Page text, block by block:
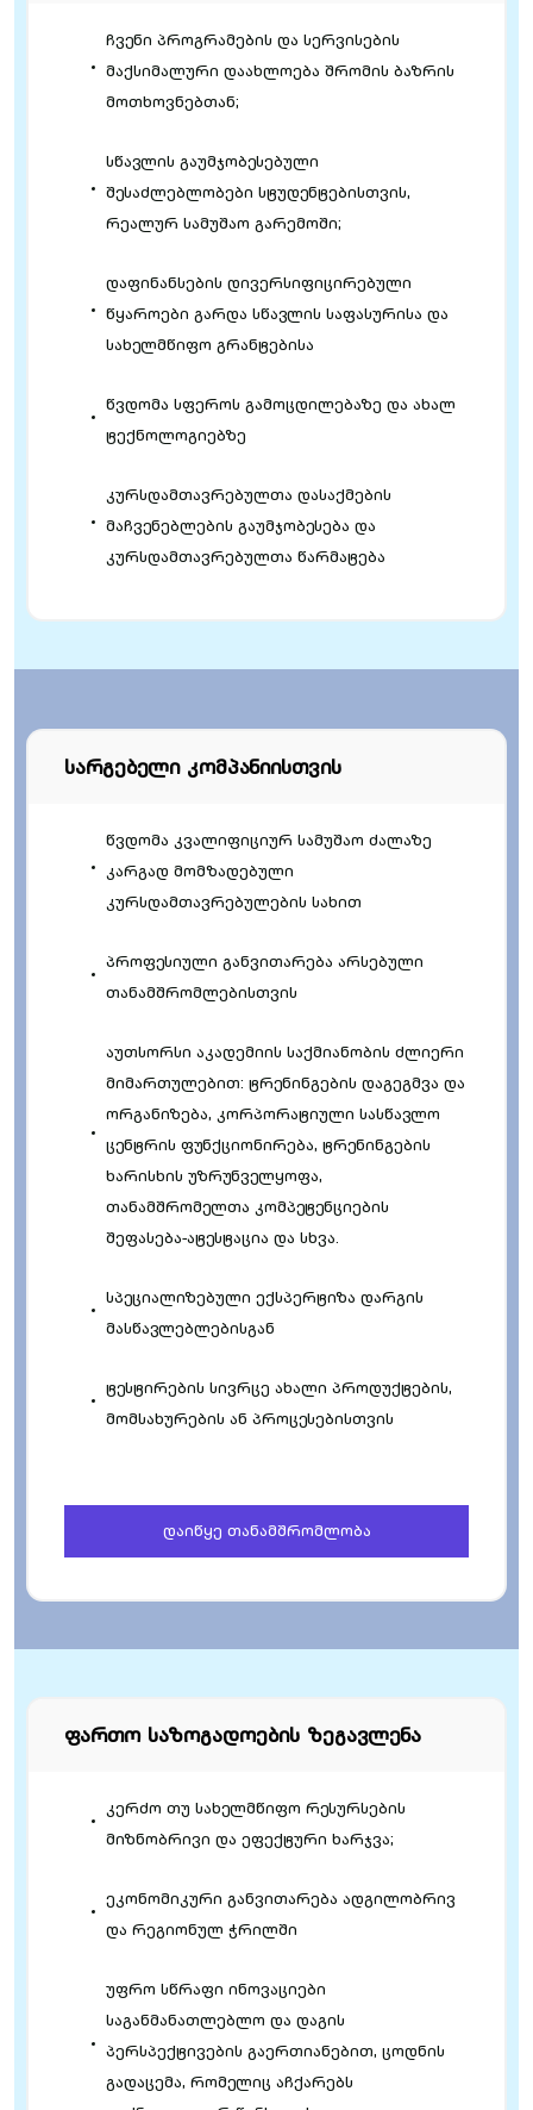
ჩვენი პროგრამების და სერვისების
მაქსიმალური დაახლოება შრომის ბაზრის
მოთხოვნებთან;
სწავლის გაუმჯობესებული
შესაძლებლობები სტუდენტებისთვის,
რეალურ სამუშაო გარემოში;
დაფინანსების დივერსიფიცირებული
წყაროები გარდა სწავლის საფასურისა და
სახელმწიფო გრანტებისა
წვდომა სფეროს გამოცდილებაზე და ახალ
ტექნოლოგიებზე
კურსდამთავრებულთა დასაქმების
მაჩვენებლების გაუმჯობესება და
კურსდამთავრებულთა წარმატება
სარგებელი კომპანიისთვის
წვდომა კვალიფიციურ სამუშაო ძალაზე
კარგად მომზადებული
კურსდამთავრებულების სახით
პროფესიული განვითარება არსებული
თანამშრომლებისთვის
აუთსორსი აკადემიის საქმიანობის ძლიერი
მიმართულებით: ტრენინგების დაგეგმვა და
ორგანიზება, კორპორატიული სასწავლო
ცენტრის ფუნქციონირება, ტრენინგების
ხარისხის უზრუნველყოფა,
თანამშრომელთა კომპეტენციების
შეფასება-ატესტაცია და სხვა.
სპეციალიზებული ექსპერტიზა დარგის
მასწავლებლებისგან
ტესტირების სივრცე ახალი პროდუქტების,
მომსახურების ან პროცესებისთვის
დაიწყე თანამშრომლობა
ფართო საზოგადოების ზეგავლენა
კერძო თუ სახელმწიფო რესურსების
მიზნობრივი და ეფექტური ხარჯვა;
ეკონომიკური განვითარება ადგილობრივ
და რეგიონულ ჭრილში
უფრო სწრაფი ინოვაციები
საგანმანათლებლო და დაგის
პერსპექტივების გაერთიანებით, ცოდნის
გადაცემა, რომელიც აჩქარებს